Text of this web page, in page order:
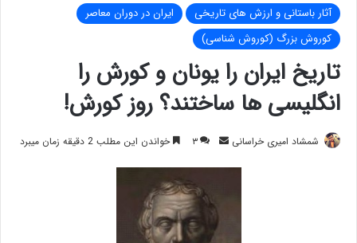
آثار باستانی و ارزش های تاریخی
ایران در دوران معاصر
کوروش بزرگ (کوروش شناسی)
تاریخ ایران را یونان و کورش را
انگلیسی ها ساختند؟ روز کورش!
شمشاد امیری خراسانی
ارسال۳ خواندن این مطلب 2 دقیقه زمان میبرد